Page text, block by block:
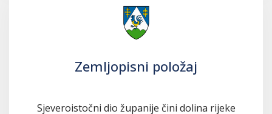
Zemljopisni položaj
Sjeveroistočni dio županije čini dolina rijeke